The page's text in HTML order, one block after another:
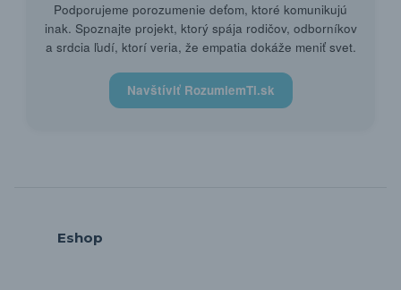
Podporujeme porozumenie deťom, ktoré komunikujú
inak. Spoznajte projekt, ktorý spája rodičov, odborníkov
a srdcia ľudí, ktorí veria, že empatia dokáže meniť svet.
Navštíviť RozumiemTi.sk
Eshop